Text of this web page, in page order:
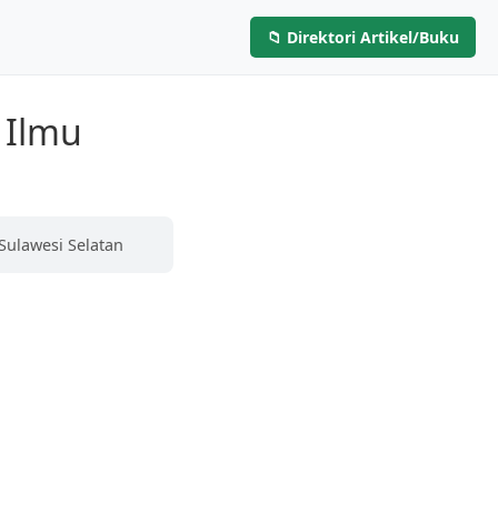
Hubungi Kami
📁 Direktori Artikel/Buku
Ilmu
Selatan